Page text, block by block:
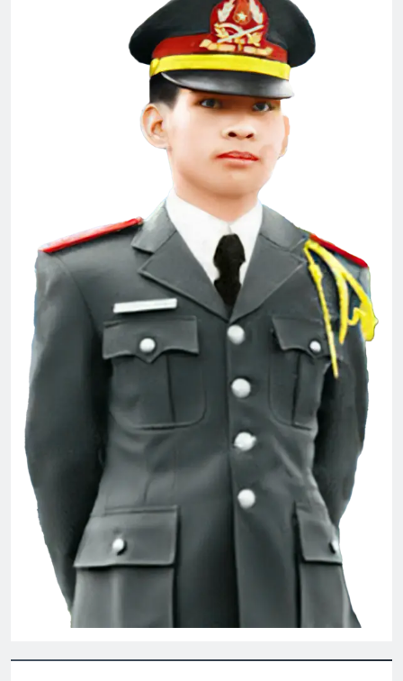
MỘT NGÀY MÙA XUÂN (Rabindranath
Tagore)
3 Years Ago
CHUYỆN TÌNH XỨ HOA ANH ĐÀO
3 Years Ago
English For Today
1 Year Ago
MÙA THU
3 Years Ago
CHÚ CHIM NHỎ (Robert Frost)
3 Years Ago
Chúng mình ba đứa
2 Years Ago
Đi Đâu Cho Thiếp Theo Cùng
3 Years Ago